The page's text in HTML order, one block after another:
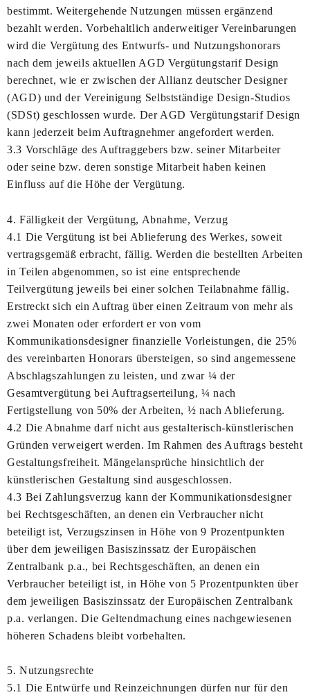
bestimmt. Weitergehende Nutzungen müssen ergänzend
bezahlt werden. Vorbehaltlich anderweitiger Vereinbarungen
wird die Vergütung des Entwurfs- und Nutzungshonorars
nach dem jeweils aktuellen AGD Vergütungstarif Design
berechnet, wie er zwischen der Allianz deutscher Designer
(AGD) und der Vereinigung Selbstständige Design-Studios
(SDSt) geschlossen wurde. Der AGD Vergütungstarif Design
kann jederzeit beim Auftragnehmer angefordert werden.
3.3 Vorschläge des Auftraggebers bzw. seiner Mitarbeiter
oder seine bzw. deren sonstige Mitarbeit haben keinen
Einfluss auf die Höhe der Vergütung.
4. Fälligkeit der Vergütung, Abnahme, Verzug
4.1 Die Vergütung ist bei Ablieferung des Werkes, soweit
vertragsgemäß erbracht, fällig. Werden die bestellten Arbeiten
in Teilen abgenommen, so ist eine entsprechende
Teilvergütung jeweils bei einer solchen Teilabnahme fällig.
Erstreckt sich ein Auftrag über einen Zeitraum von mehr als
zwei Monaten oder erfordert er von vom
Kommunikationsdesigner finanzielle Vorleistungen, die 25%
des vereinbarten Honorars übersteigen, so sind angemessene
Abschlagszahlungen zu leisten, und zwar ¼ der
Gesamtvergütung bei Auftragserteilung, ¼ nach
Fertigstellung von 50% der Arbeiten, ½ nach Ablieferung.
4.2 Die Abnahme darf nicht aus gestalterisch-künstlerischen
Gründen verweigert werden. Im Rahmen des Auftrags besteht
Gestaltungsfreiheit. Mängelansprüche hinsichtlich der
künstlerischen Gestaltung sind ausgeschlossen.
4.3 Bei Zahlungsverzug kann der Kommunikationsdesigner
bei Rechtsgeschäften, an denen ein Verbraucher nicht
beteiligt ist, Verzugszinsen in Höhe von 9 Prozentpunkten
über dem jeweiligen Basiszinssatz der Europäischen
Zentralbank p.a., bei Rechtsgeschäften, an denen ein
Verbraucher beteiligt ist, in Höhe von 5 Prozentpunkten über
dem jeweiligen Basiszinssatz der Europäischen Zentralbank
p.a. verlangen. Die Geltendmachung eines nachgewiesenen
höheren Schadens bleibt vorbehalten.
5. Nutzungsrechte
5.1 Die Entwürfe und Reinzeichnungen dürfen nur für den